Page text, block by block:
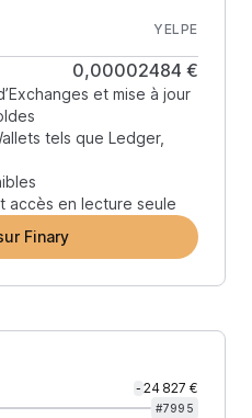
YELPE
0,00002484 €
et mise à jour
tels que Ledger,
accès en lecture seule
Finary
- 24 827 €
#7995